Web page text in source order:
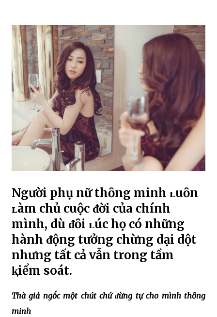
Người phụ nữ thȏng minh ʟuȏn
ʟàm chủ cuộc ᵭời của chính
mình, dù ᵭȏi ʟúc họ có những
hành ᵭộng tưởng chừng dại dột
nhưng tất cả vẫn trong tầm
ⱪiểm soát.
Thà giả ngṓc một chút chứ ᵭừng tự cho mình thȏng
minh